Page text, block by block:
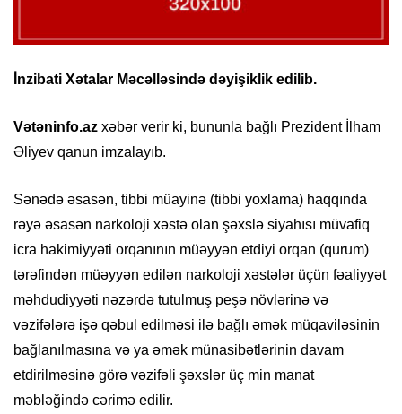
İnzibati Xətalar Məcəlləsində dəyişiklik edilib.
Vətəninfo.az xəbər verir ki, bununla bağlı Prezident İlham
Əliyev qanun imzalayıb.
Sənədə əsasən, tibbi müayinə (tibbi yoxlama) haqqında
rəyə əsasən narkoloji xəstə olan şəxslə siyahısı müvafiq
icra hakimiyyəti orqanının müəyyən etdiyi orqan (qurum)
tərəfindən müəyyən edilən narkoloji xəstələr üçün fəaliyyət
məhdudiyyəti nəzərdə tutulmuş peşə növlərinə və
vəzifələrə işə qəbul edilməsi ilə bağlı əmək müqaviləsinin
bağlanılmasına və ya əmək münasibətlərinin davam
etdirilməsinə görə vəzifəli şəxslər üç min manat
məbləğində cərimə edilir.